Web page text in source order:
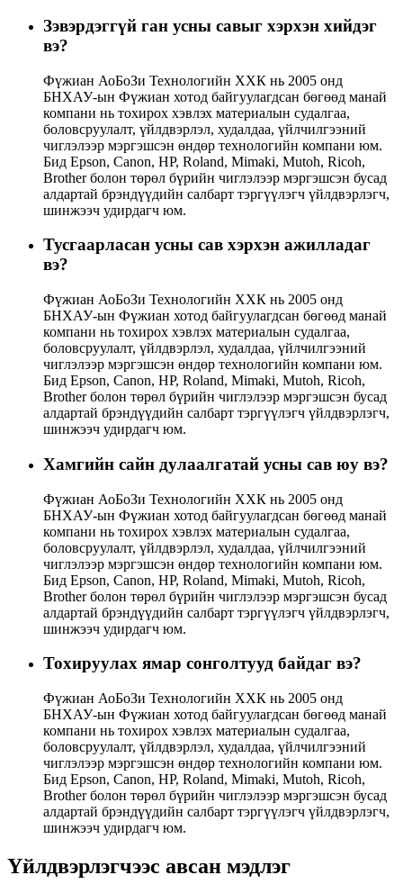
Зэвэрдэггүй ган усны савыг хэрхэн хийдэг
вэ?
Фүжиан АоБоЗи Технологийн ХХК нь 2005 онд
БНХАУ-ын Фүжиан хотод байгуулагдсан бөгөөд манай
компани нь тохирох хэвлэх материалын судалгаа,
боловсруулалт, үйлдвэрлэл, худалдаа, үйлчилгээний
чиглэлээр мэргэшсэн өндөр технологийн компани юм.
Бид Epson, Canon, HP, Roland, Mimaki, Mutoh, Ricoh,
Brother болон төрөл бүрийн чиглэлээр мэргэшсэн бусад
алдартай брэндүүдийн салбарт тэргүүлэгч үйлдвэрлэгч,
шинжээч удирдагч юм.
Тусгаарласан усны сав хэрхэн ажилладаг
вэ?
Фүжиан АоБоЗи Технологийн ХХК нь 2005 онд
БНХАУ-ын Фүжиан хотод байгуулагдсан бөгөөд манай
компани нь тохирох хэвлэх материалын судалгаа,
боловсруулалт, үйлдвэрлэл, худалдаа, үйлчилгээний
чиглэлээр мэргэшсэн өндөр технологийн компани юм.
Бид Epson, Canon, HP, Roland, Mimaki, Mutoh, Ricoh,
Brother болон төрөл бүрийн чиглэлээр мэргэшсэн бусад
алдартай брэндүүдийн салбарт тэргүүлэгч үйлдвэрлэгч,
шинжээч удирдагч юм.
Хамгийн сайн дулаалгатай усны сав юу вэ?
Фүжиан АоБоЗи Технологийн ХХК нь 2005 онд
БНХАУ-ын Фүжиан хотод байгуулагдсан бөгөөд манай
компани нь тохирох хэвлэх материалын судалгаа,
боловсруулалт, үйлдвэрлэл, худалдаа, үйлчилгээний
чиглэлээр мэргэшсэн өндөр технологийн компани юм.
Бид Epson, Canon, HP, Roland, Mimaki, Mutoh, Ricoh,
Brother болон төрөл бүрийн чиглэлээр мэргэшсэн бусад
алдартай брэндүүдийн салбарт тэргүүлэгч үйлдвэрлэгч,
шинжээч удирдагч юм.
Тохируулах ямар сонголтууд байдаг вэ?
Фүжиан АоБоЗи Технологийн ХХК нь 2005 онд
БНХАУ-ын Фүжиан хотод байгуулагдсан бөгөөд манай
компани нь тохирох хэвлэх материалын судалгаа,
боловсруулалт, үйлдвэрлэл, худалдаа, үйлчилгээний
чиглэлээр мэргэшсэн өндөр технологийн компани юм.
Бид Epson, Canon, HP, Roland, Mimaki, Mutoh, Ricoh,
Brother болон төрөл бүрийн чиглэлээр мэргэшсэн бусад
алдартай брэндүүдийн салбарт тэргүүлэгч үйлдвэрлэгч,
шинжээч удирдагч юм.
Үйлдвэрлэгчээс авсан мэдлэг